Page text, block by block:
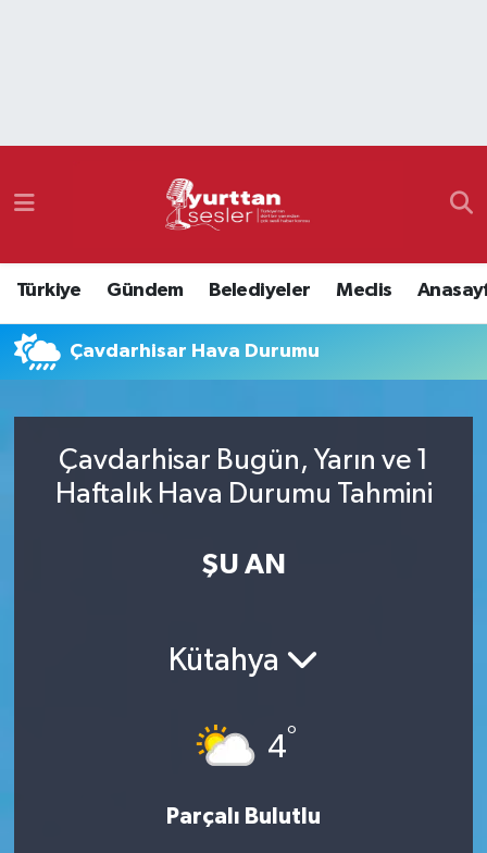
Türkiye Gündem Belediyeler Meclis
Çavdarhisar Hava Durumu
Çavdarhisar Bugün, Yarın ve 1
Haftalık Hava Durumu Tahmini
ŞU AN
Kütahya
4°
Parçalı Bulutlu
Namaz Vakitleri
Süper Lig Puan Durumu ve Fikstür
Tüm Manşetler
Son Dakika Haberleri
Haber Arşivi